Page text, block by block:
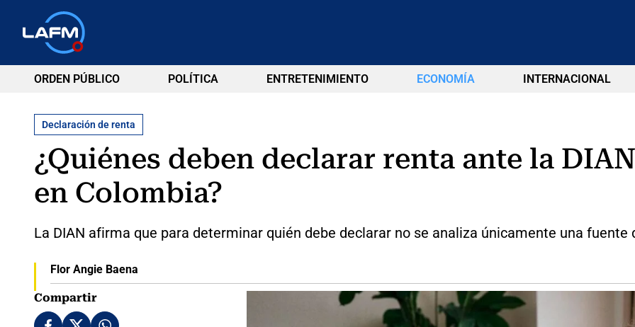
ORDEN PÚBLICO POLÍTICA ENTRETENIMIENTO ECONOMÍA INTERNACIONAL
Declaración de renta
¿Quiénes deben declarar renta ante la
en Colombia?
La DIAN afirma que para determinar quién debe declarar no se analiza únicamente una fuente
Flor Angie Baena
Compartir